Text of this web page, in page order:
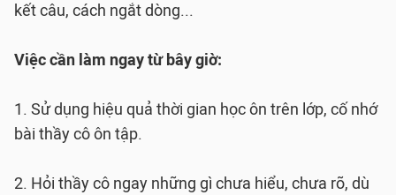
kết câu, cách ngắt dòng...
Việc cần làm ngay từ bây giờ:
1. Sử dụng hiệu quả thời gian học ôn trên lớp, cố nhớ
bài thầy cô ôn tập.
2. Hỏi thầy cô ngay những gì chưa hiểu, chưa rõ, dù